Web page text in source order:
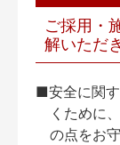
ご採用・
解いただ
■安全に関
くために
の点をお